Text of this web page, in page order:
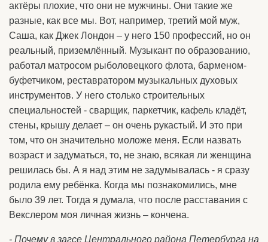
актёры плохие, что они не мужчины. Они такие же
разные, как все мы. Вот, например, третий мой муж,
Саша, как Джек Лондон – у него 150 профессий, но он
реальный, приземлённый. Музыкант по образованию,
работал матросом рыболовецкого флота, барменом-
буфетчиком, реставратором музыкальных духовых
инструментов. У него столько строительных
специальностей - сварщик, паркетчик, кафель кладёт,
стены, крышу делает – он очень рукастый. И это при
том, что он значительно моложе меня. Если назвать
возраст и задуматься, то, не знаю, всякая ли женщина
решилась бы. А я над этим не задумывалась - я сразу
родила ему ребёнка. Когда мы познакомились, мне
было 39 лет. Тогда я думала, что после расставания с
Векслером моя личная жизнь – кончена.
- Почему в загсе Центрального района Петербурга на